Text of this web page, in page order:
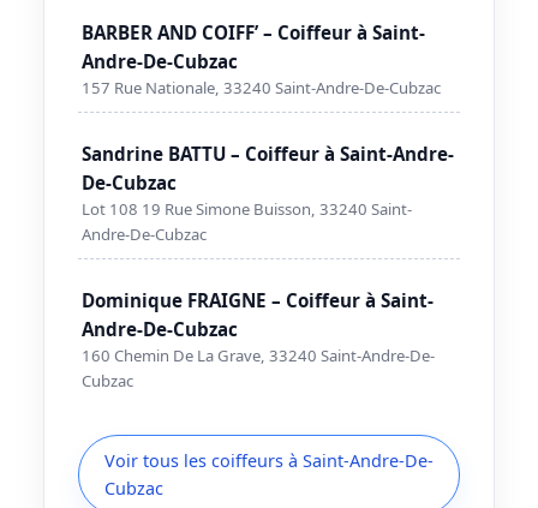
BARBER AND COIFF’ – Coiffeur à Saint-
Andre-De-Cubzac
157 Rue Nationale, 33240 Saint-Andre-De-Cubzac
Sandrine BATTU – Coiffeur à Saint-Andre-
De-Cubzac
Lot 108 19 Rue Simone Buisson, 33240 Saint-
Andre-De-Cubzac
Dominique FRAIGNE – Coiffeur à Saint-
Andre-De-Cubzac
160 Chemin De La Grave, 33240 Saint-Andre-De-
Cubzac
Voir tous les coiffeurs à Saint-Andre-De-
Cubzac